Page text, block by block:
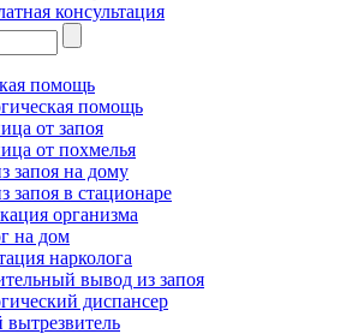
консультация
помощь
помощь
от запоя
от похмелья
запоя на дому
запоя в стационаре
организма
на дом
нарколога
вывод из запоя
диспансер